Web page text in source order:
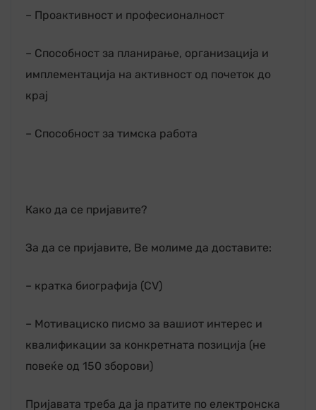
– Проактивност и професионалност
– Способност за планирање, организација и
имплементација на активност од почеток до
крај
– Способност за тимска работа
Како да се пријавите?
За да се пријавите, Ве молиме да доставите:
– кратка биографија (CV)
– Мотивациско писмо за вашиот интерес и
квалификации за конкретната позиција (не
повеќе од 150 зборови)
Пријавата треба да ја пратите по електронска